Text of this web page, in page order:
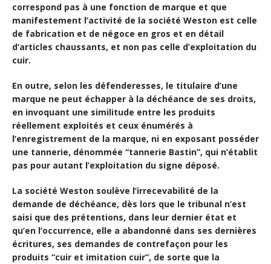
correspond pas à une fonction de marque et que
manifestement l’activité de la société Weston est celle
de fabrication et de négoce en gros et en détail
d’articles chaussants, et non pas celle d’exploitation du
cuir.
En outre, selon les défenderesses, le titulaire d’une
marque ne peut échapper à la déchéance de ses droits,
en invoquant une similitude entre les produits
réellement exploités et ceux énumérés à
l’enregistrement de la marque, ni en exposant posséder
une tannerie, dénommée “tannerie Bastin”, qui n’établit
pas pour autant l’exploitation du signe déposé.
La société Weston soulève l’irrecevabilité de la
demande de déchéance, dès lors que le tribunal n’est
saisi que des prétentions, dans leur dernier état et
qu’en l’occurrence, elle a abandonné dans ses dernières
écritures, ses demandes de contrefaçon pour les
produits “cuir et imitation cuir”, de sorte que la